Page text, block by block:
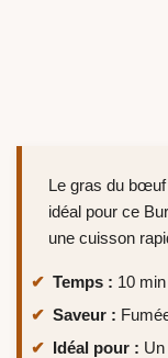
Le gras du bœuf
idéal pour ce
une cuisson
Temps : 10
Saveur :
Idéal pour :